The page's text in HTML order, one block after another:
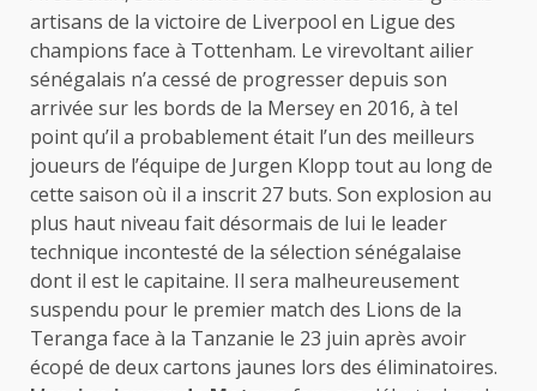
artisans de la victoire de Liverpool en Ligue des
champions face à Tottenham. Le virevoltant ailier
sénégalais n’a cessé de progresser depuis son
arrivée sur les bords de la Mersey en 2016, à tel
point qu’il a probablement était l’un des meilleurs
joueurs de l’équipe de Jurgen Klopp tout au long de
cette saison où il a inscrit 27 buts. Son explosion au
plus haut niveau fait désormais de lui le leader
technique incontesté de la sélection sénégalaise
dont il est le capitaine. Il sera malheureusement
suspendu pour le premier match des Lions de la
Teranga face à la Tanzanie le 23 juin après avoir
écopé de deux cartons jaunes lors des éliminatoires.